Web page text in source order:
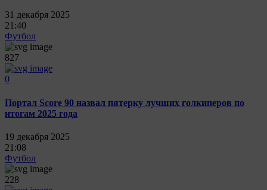
31 декабря 2025
21:40
Футбол
827
0
Портал Score 90 назвал пятерку лучших голкиперов по
итогам 2025 года
19 декабря 2025
21:08
Футбол
228